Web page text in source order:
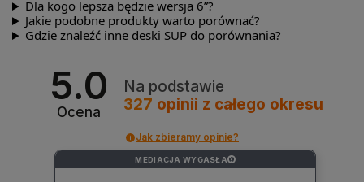
Dla kogo lepsza będzie wersja 6”?
Jakie podobne produkty warto porównać?
Gdzie znaleźć inne deski SUP do porównania?
5.0
Ocena
Na podstawie
327 opinii z całego okresu
Jak zbieramy opinie?
MEDIACJA WYGASŁA ?